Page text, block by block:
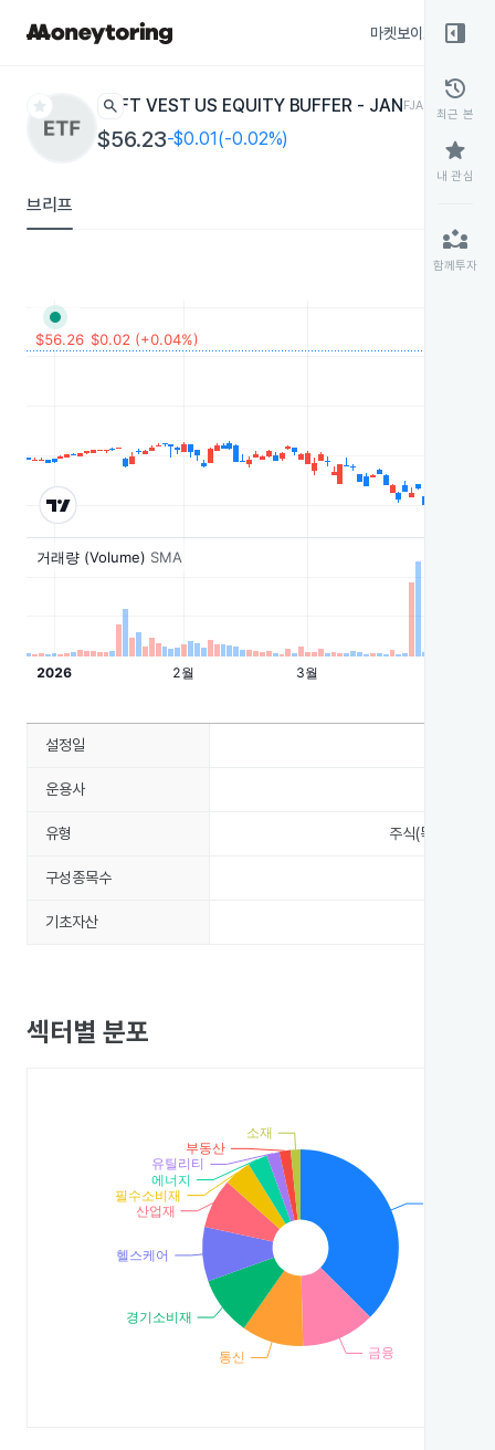
마켓보이스
star search FT VEST US EQUITY BUFFER - JANFJAN ETF
$56.23-$0.01(-0.02%)
브리프
right_panel_open
history
최근 본
star
내 관심
partner_exchange
함께투자